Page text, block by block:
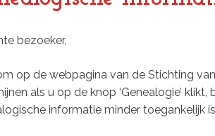
bezoeker,
op de webpagina van de Stichting
als u op de knop ‘Genealogie’
informatie minder toegankelijk